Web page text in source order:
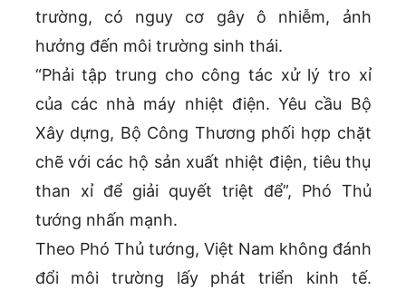
trường, có nguy cơ gây ô nhiễm, ảnh
hưởng đến môi trường sinh thái.
“Phải tập trung cho công tác xử lý tro xỉ
của các nhà máy nhiệt điện. Yêu cầu Bộ
Xây dựng, Bộ Công Thương phối hợp chặt
chẽ với các hộ sản xuất nhiệt điện, tiêu thụ
than xỉ để giải quyết triệt để”, Phó Thủ
tướng nhấn mạnh.
Theo Phó Thủ tướng, Việt Nam không đánh
đổi môi trường lấy phát triển kinh tế.